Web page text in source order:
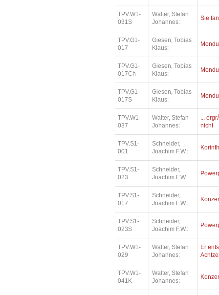
TPV.W1-
031S
Walter, Stefan
Johannes:
Sie
TPV.G1-
017
Giesen, Tobias
Klaus:
TPV.G1-
017Ch
Giesen, Tobias
Klaus:
TPV.G1-
017S
Giesen, Tobias
Klaus:
TPV.W1-
037
Walter, Stefan
Johannes:
...
nicht
TPV.S1-
001
Schneider,
Joachim F.W.:
TPV.S1-
023
Schneider,
Joachim F.W.:
TPV.S1-
017
Schneider,
Joachim F.W.:
TPV.S1-
023S
Schneider,
Joachim F.W.:
TPV.W1-
029
Walter, Stefan
Johannes:
Er
TPV.W1-
041K
Walter, Stefan
Johannes: